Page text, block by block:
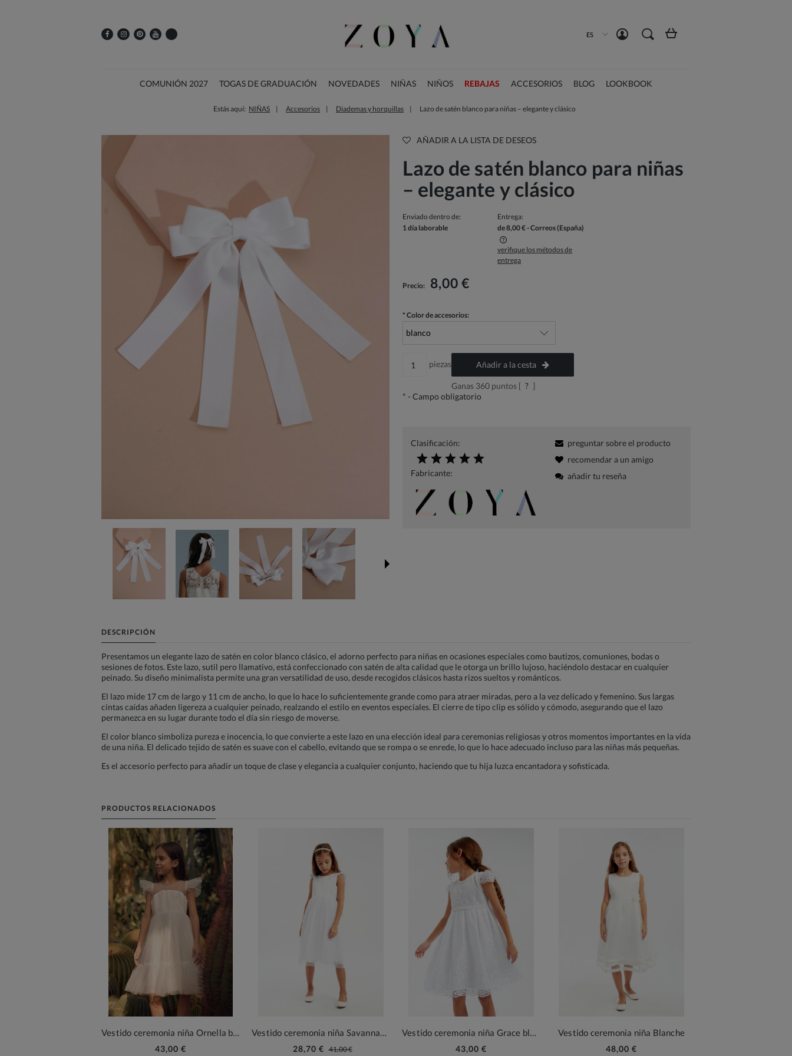
ES
COMUNIÓN 2027 TOGAS DE GRADUACIÓN NOVEDADES NIÑAS NIÑOS REBAJAS ACCESORIOS BLOG LOOKBOOK
Estás aquí: NIÑAS Accesorios Diademas y horquillas Lazo de satén blanco para niñas – elegante y clásico
AÑADIR A LA LISTA DE DESEOS
Lazo de satén blanco para niñas
– elegante y clásico
Enviado dentro de:
1 día laborable
Entrega:
de 8,00 €- Correos(España)
verifique los métodos de
entrega
Precio: 8,00 €
* Color de accesorios:
piezas Añadir a la cesta
Ganas 360puntos [ ? ]
* - Campo obligatorio
Clasificación:
Fabricante:
preguntar sobre el producto
recomendar a un amigo
añadir tu reseña
DESCRIPCIÓN
Presentamos un elegante lazo de satén en color blanco clásico, el adorno perfecto para niñas en ocasiones especiales como bautizos, comuniones, bodas o
sesiones de fotos. Este lazo, sutil pero llamativo, está confeccionado con satén de alta calidad que le otorga un brillo lujoso, haciéndolo destacar en cualquier
peinado. Su diseño minimalista permite una gran versatilidad de uso, desde recogidos clásicos hasta rizos sueltos y románticos.
El lazo mide 17 cm de largo y 11 cm de ancho, lo que lo hace lo suficientemente grande como para atraer miradas, pero a la vez delicado y femenino. Sus largas
cintas caídas añaden ligereza a cualquier peinado, realzando el estilo en eventos especiales. El cierre de tipo clip es sólido y cómodo, asegurando que el lazo
permanezca en su lugar durante todo el día sin riesgo de moverse.
El color blanco simboliza pureza e inocencia, lo que convierte a este lazo en una elección ideal para ceremonias religiosas y otros momentos importantes en la vida
de una niña. El delicado tejido de satén es suave con el cabello, evitando que se rompa o se enrede, lo que lo hace adecuado incluso para las niñas más pequeñas.
Es el accesorio perfecto para añadir un toque de clase y elegancia a cualquier conjunto, haciendo que tu hija luzca encantadora y sofisticada.
PRODUCTOS RELACIONADOS
Vestido ceremonia niña Ornella blanco
43,00 €
Vestido ceremonia niña Savannah blanco
28,70 € 41,00 €
Vestido ceremonia niña Grace blanco
43,00 €
Vestido ceremonia niña Blanche
48,00 €